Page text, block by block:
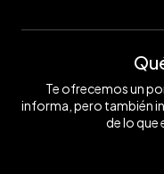
Te ofrecemos un
informa, pero también
de lo que